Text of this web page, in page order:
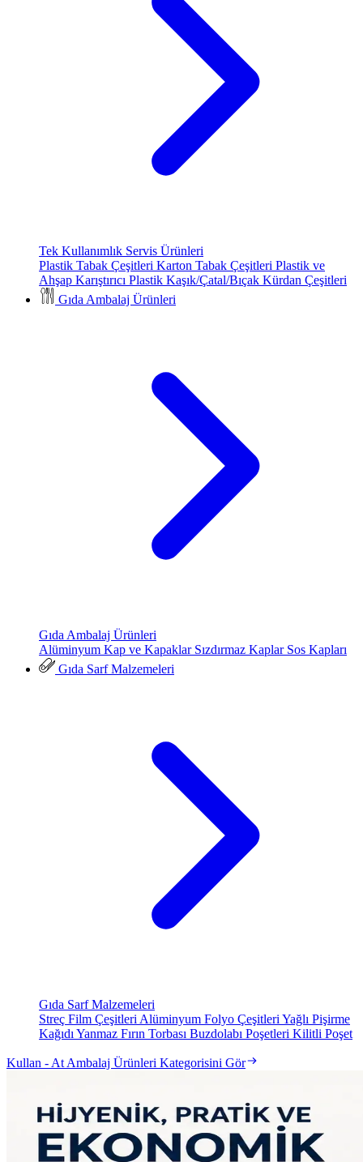
Tek Kullanımlık Servis Ürünleri
Plastik Tabak Çeşitleri Karton Tabak Çeşitleri Plastik ve
Ahşap Karıştırıcı Plastik Kaşık/Çatal/Bıçak Kürdan Çeşitleri
Gıda Ambalaj Ürünleri
Gıda Ambalaj Ürünleri
Alüminyum Kap ve Kapaklar Sızdırmaz Kaplar Sos Kapları
Gıda Sarf Malzemeleri
Gıda Sarf Malzemeleri
Streç Film Çeşitleri Alüminyum Folyo Çeşitleri Yağlı Pişirme
Kağıdı Yanmaz Fırın Torbası Buzdolabı Poşetleri Kilitli Poşet
Kullan - At Ambalaj Ürünleri Kategorisini Gör